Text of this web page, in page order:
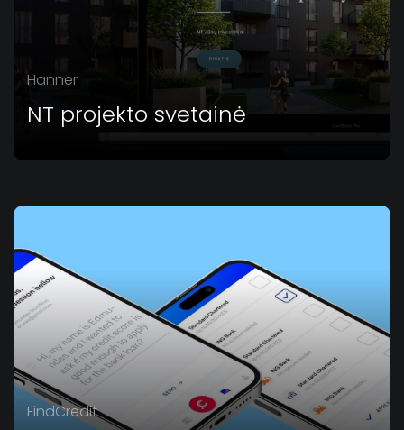
Hanner
NT projekto svetainė
FindCredit